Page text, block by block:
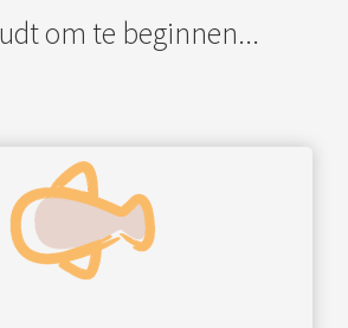
om te beginnen...